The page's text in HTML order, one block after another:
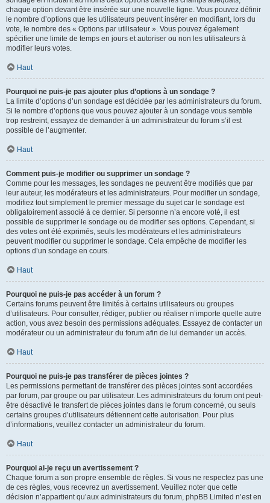
chaque option devant être insérée sur une nouvelle ligne. Vous pouvez définir
le nombre d’options que les utilisateurs peuvent insérer en modifiant, lors du
vote, le nombre des « Options par utilisateur ». Vous pouvez également
spécifier une limite de temps en jours et autoriser ou non les utilisateurs à
modifier leurs votes.
Haut
Pourquoi ne puis-je pas ajouter plus d’options à un sondage ?
La limite d’options d’un sondage est décidée par les administrateurs du forum.
Si le nombre d’options que vous pouvez ajouter à un sondage vous semble
trop restreint, essayez de demander à un administrateur du forum s’il est
possible de l’augmenter.
Haut
Comment puis-je modifier ou supprimer un sondage ?
Comme pour les messages, les sondages ne peuvent être modifiés que par
leur auteur, les modérateurs et les administrateurs. Pour modifier un sondage,
modifiez tout simplement le premier message du sujet car le sondage est
obligatoirement associé à ce dernier. Si personne n’a encore voté, il est
possible de supprimer le sondage ou de modifier ses options. Cependant, si
des votes ont été exprimés, seuls les modérateurs et les administrateurs
peuvent modifier ou supprimer le sondage. Cela empêche de modifier les
options d’un sondage en cours.
Haut
Pourquoi ne puis-je pas accéder à un forum ?
Certains forums peuvent être limités à certains utilisateurs ou groupes
d’utilisateurs. Pour consulter, rédiger, publier ou réaliser n’importe quelle autre
action, vous avez besoin des permissions adéquates. Essayez de contacter un
modérateur ou un administrateur du forum afin de lui demander un accès.
Haut
Pourquoi ne puis-je pas transférer de pièces jointes ?
Les permissions permettant de transférer des pièces jointes sont accordées
par forum, par groupe ou par utilisateur. Les administrateurs du forum ont peut-
être désactivé le transfert de pièces jointes dans le forum concerné, ou seuls
certains groupes d’utilisateurs détiennent cette autorisation. Pour plus
d’informations, veuillez contacter un administrateur du forum.
Haut
Pourquoi ai-je reçu un avertissement ?
Chaque forum a son propre ensemble de règles. Si vous ne respectez pas une
de ces règles, vous recevrez un avertissement. Veuillez noter que cette
décision n’appartient qu’aux administrateurs du forum, phpBB Limited n’est en